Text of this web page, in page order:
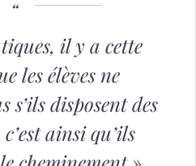
il y a cette
les élèves ne
disposent des
ainsi qu’ils